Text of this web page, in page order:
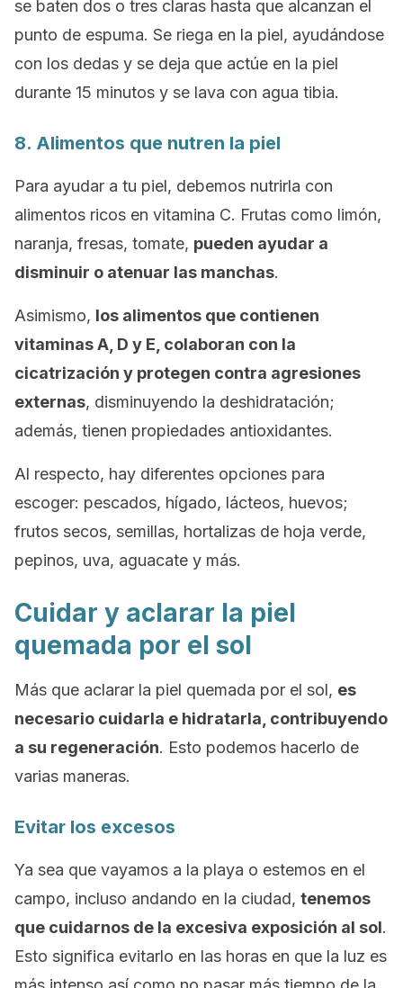
se baten dos o tres claras hasta que alcanzan el
punto de espuma. Se riega en la piel, ayudándose
con los dedas y se deja que actúe en la piel
durante 15 minutos y se lava con agua tibia.
8. Alimentos que nutren la piel
Para ayudar a tu piel, debemos nutrirla con
alimentos ricos en vitamina C. Frutas como limón,
naranja, fresas, tomate, pueden ayudar a
disminuir o atenuar las manchas.
Asimismo, los alimentos que contienen
vitaminas A, D y E, colaboran con la
cicatrización y protegen contra agresiones
externas, disminuyendo la deshidratación;
además, tienen propiedades antioxidantes.
Al respecto, hay diferentes opciones para
escoger: pescados, hígado, lácteos, huevos;
frutos secos, semillas, hortalizas de hoja verde,
pepinos, uva, aguacate y más.
Cuidar y aclarar la piel
quemada por el sol
Más que aclarar la piel quemada por el sol, es
necesario cuidarla e hidratarla, contribuyendo
a su regeneración. Esto podemos hacerlo de
varias maneras.
Evitar los excesos
Ya sea que vayamos a la playa o estemos en el
campo, incluso andando en la ciudad, tenemos
que cuidarnos de la excesiva exposición al sol.
Esto significa evitarlo en las horas en que la luz es